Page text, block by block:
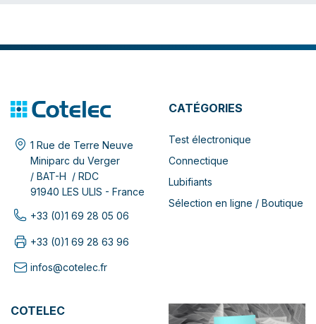
1 Rue de Terre Neuve
Miniparc du Verger
/ BAT-H / RDC
91940 LES ULIS - France
+33 (0)1 69 28 05 06
+33 (0)1 69 28 63 96
infos@cotelec.fr
CATÉGORIES
Test électronique
Connectique
Lubifiants
Sélection en ligne / Boutique
COTELEC